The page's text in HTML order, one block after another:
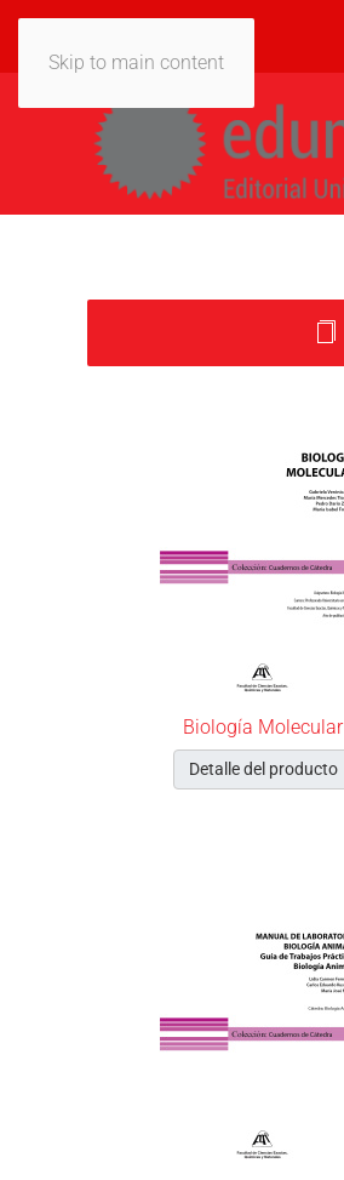
Skip to main content
Biología Molecular
Detalle del producto